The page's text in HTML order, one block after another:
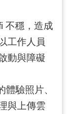
不穩，造成
工作人員
動與障礙
驗照片、
與上傳雲